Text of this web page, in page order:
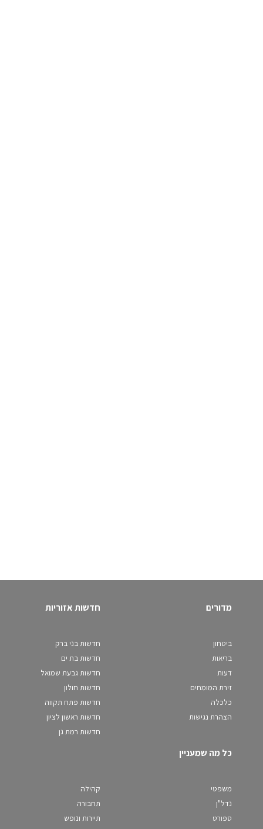
מדורים
ביטחון
בריאות
דעות
זירת המומחים
כלכלה
הצהרת נגישות
חדשות אזוריות
חדשות בני ברק
חדשות בת ים
חדשות גבעת שמואל
חדשות חולון
חדשות פתח תקווה
חדשות ראשון לציון
חדשות רמת גן
כל מה שמעניין
משפטי
נדל"ן
ספורט
קהילה
תחבורה
תיירות ונופש